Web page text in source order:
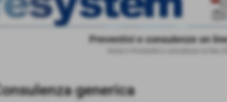
Preventivi e consulenze on
generica